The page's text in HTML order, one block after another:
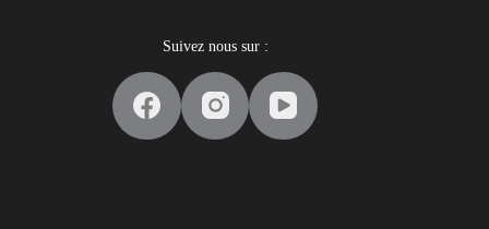
Suivez nous sur :